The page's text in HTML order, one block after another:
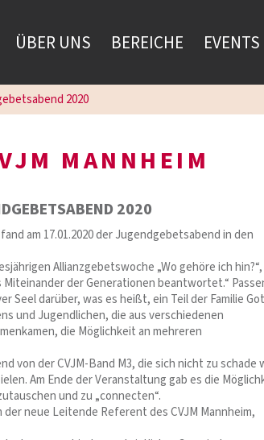
ÜBER UNS BEREICHE EVENTS
2020
MANNHEIM
2020
am 17.01.2020 der Jugendgebetsabend in den
Allianzgebetswoche „Wo gehöre ich hin?“,
Miteinander der Generationen beantwortet.“
Seel darüber, was es heißt, ein Teil der Familie
und Jugendlichen, die aus verschiedenen
die Möglichkeit an mehreren
von der CVJM-Band M3, die sich nicht zu schade
Am Ende der Veranstaltung gab es die
und zu „connecten“.
neue Leitende Referent des CVJM Mannheim,